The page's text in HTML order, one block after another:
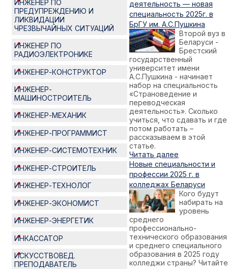
ИНЖЕНЕР ПО
ПРЕДУПРЕЖДЕНИЮ И
ЛИКВИДАЦИИ
ЧРЕЗВЫЧАЙНЫХ СИТУАЦИЙ
ИНЖЕНЕР ПО
РАДИОЭЛЕКТРОНИКЕ
ИНЖЕНЕР-КОНСТРУКТОР
ИНЖЕНЕР-
МАШИНОСТРОИТЕЛЬ
ИНЖЕНЕР-МЕХАНИК
ИНЖЕНЕР-ПРОГРАММИСТ
ИНЖЕНЕР-СИСТЕМОТЕХНИК
ИНЖЕНЕР-СТРОИТЕЛЬ
ИНЖЕНЕР-ТЕХНОЛОГ
ИНЖЕНЕР-ЭКОНОМИСТ
ИНЖЕНЕР-ЭНЕРГЕТИК
ИНКАССАТОР
ИСКУССТВОВЕД.
ПРЕПОДАВАТЕЛЬ
деятельность — новая
специальность 2025г. в
БрГУ им. А.С.Пушкина
Второй вуз в
Беларуси -
Брестский
государственный
университет имени
А.С.Пушкина - начинает
набор на специальность
«Страноведение и
переводческая
деятельность». Сколько
учиться, что сдавать и где
потом работать –
рассказываем в этой
статье.
Читать далее
Новые специальности и
профессии 2025 г. в
колледжах Беларуси
Кого будут
набирать на
уровень
среднего
профессионально-
технического образования
и среднего специального
образования в 2025 году
колледжи страны? Читайте